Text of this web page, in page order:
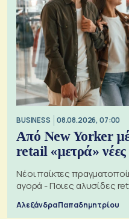
BUSINESS 08.08.2026, 07:00
Από New Yorker
retail «μετρά» νέες
Νέοι παίκτες
αγορά - Ποιες αλυσίδες
Αλεξάνδρα Παπαδημητρίου